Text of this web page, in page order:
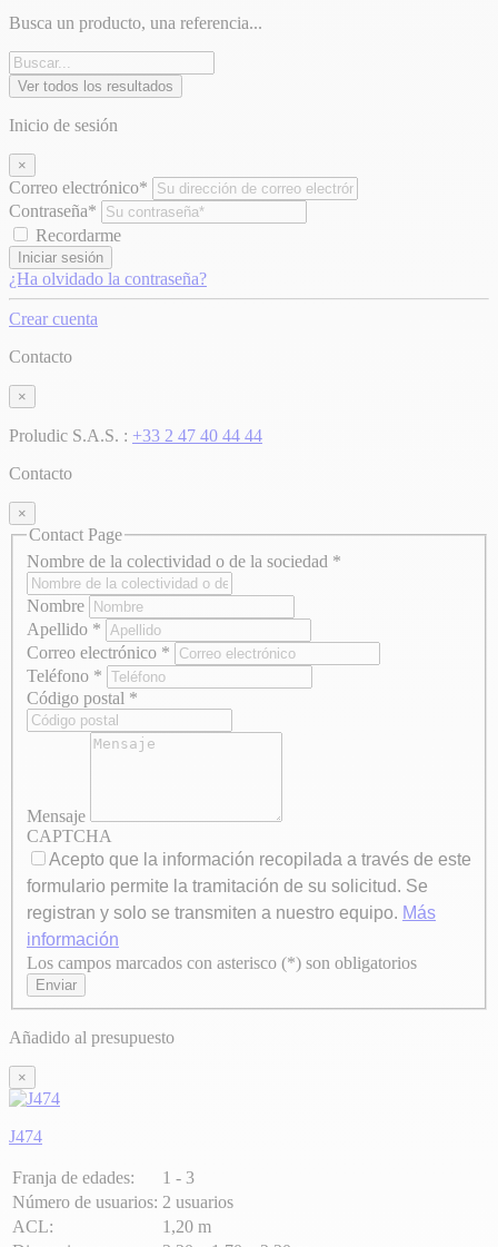
Busca un producto, una referencia...
Ver todos los resultados
Inicio de sesión
×
Correo electrónico*
Contraseña*
Recordarme
Iniciar sesión
¿Ha olvidado la contraseña?
Crear cuenta
Contacto
×
Proludic S.A.S. : +33 2 47 40 44 44
Contacto
×
Contact Page
Nombre de la colectividad o de la sociedad *
Nombre
Apellido *
Correo electrónico *
Teléfono *
Código postal *
Mensaje
CAPTCHA
Acepto que la información recopilada a través de este
formulario permite la tramitación de su solicitud. Se
registran y solo se transmiten a nuestro equipo. Más
información
Axeptio consent
Los campos marcados con asterisco (*) son obligatorios
Enviar
Añadido al presupuesto
×
J474
Franja de edades:
1 - 3
Número de usuarios: 2 usuarios
ACL:
1,20 m